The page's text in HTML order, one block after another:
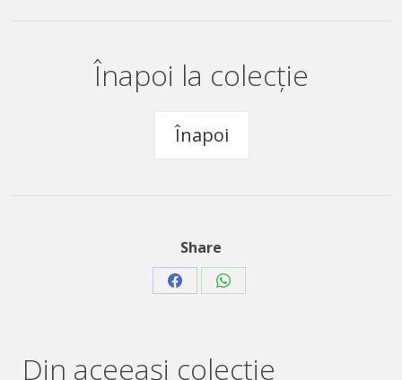
Înapoi la colecție
Înapoi
Share
Share Share
Din aceeaşi colecție